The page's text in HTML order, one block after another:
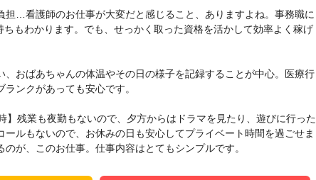
担…看護師のお仕事が大変だと感じること、ありますよね。事務職に
もわかります。でも、せっかく取った資格を活かして効率よく稼げ
、おばあちゃんの体温やその日の様子を記録することが中心。医療行
ンクがあっても安心です。
】残業も夜勤もないので、夕方からはドラマを見たり、遊びに行った
ールもないので、お休みの日も安心してプライベート時間を過ごせま
が、このお仕事。仕事内容はとてもシンプルです。